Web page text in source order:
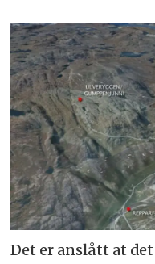
Det er anslått at